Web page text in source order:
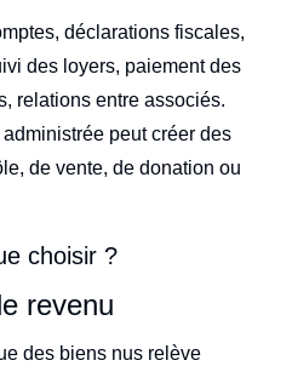
déclarations fiscales,
des loyers, paiement des
relations entre associés.
peut créer des
de vente, de donation ou
choisir ?
revenu
des biens nus relève